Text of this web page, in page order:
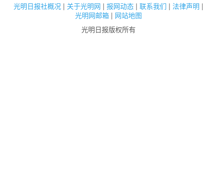
光明日报社概况 | 关于光明网 | 报网动态 | 联系我们 | 法律声明 |
光明网邮箱 | 网站地图
光明日报版权所有